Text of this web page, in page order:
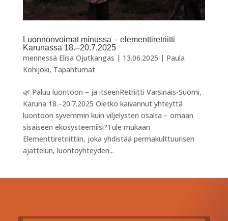
Luonnonvoimat minussa – elementtiretriitti
Karunassa 18.–20.7.2025
mennessä Elisa Ojutkangas | 13.06.2025 | Paula
Kohijoki, Tapahtumat
🌿 Paluu luontoon – ja itseenRetriitti Varsinais-Suomi,
Karuna 18.–20.7.2025 Oletko kaivannut yhteyttä
luontoon syvemmin kuin viljelysten osalta – omaan
sisäiseen ekosysteemiisi?Tule mukaan
Elementtiretriittiin, joka yhdistää permakulttuurisen
ajattelun, luontoyhteyden...